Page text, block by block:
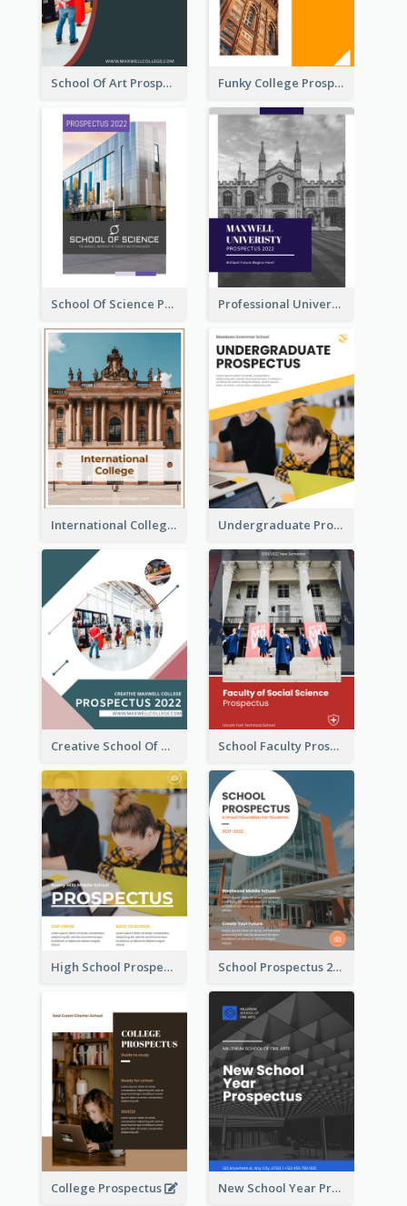
School Of Art Prospectus Funky College Prospectus
School Of Science Prospectus Professional University Prospectus
International College Prospectus Undergraduate Prospectus
Creative School Of Media Prospectus School Faculty Prospectus
High School Prospectus School Prospectus 2022
College Prospectus New School Year Prospectus